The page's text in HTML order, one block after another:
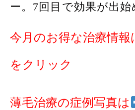
ー。7回目で効果が出始
今月のお得な治療情報
をクリック
薄毛治療の症例写真は